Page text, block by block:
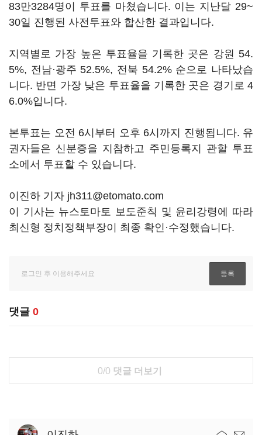
83만3284명이 투표를 마쳤습니다. 이는 지난달 29~
30일 진행된 사전투표와 합산한 결과입니다.
지역별로 가장 높은 투표율을 기록한 곳은 강원 54.
5%, 전남·광주 52.5%, 전북 54.2% 순으로 나타났습
니다. 반면 가장 낮은 투표율을 기록한 곳은 경기로 4
6.0%입니다.
본투표는 오전 6시부터 오후 6시까지 진행됩니다. 유
권자들은 신분증을 지참하고 주민등록지 관할 투표
소에서 투표할 수 있습니다.
이진하 기자 jh311@etomato.com
이 기사는 뉴스토마토 보도준칙 및 윤리강령에 따라
최신형 정치정책부장이 최종 확인·수정했습니다.
댓글 0
0/0 댓글 더보기